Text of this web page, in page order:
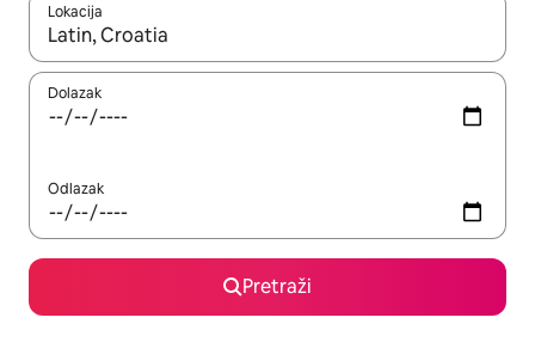
Lokacija
Kada budu dostupni rezultati, moći ćete ih pregledati
Dolazak
Odlazak
Pretraži